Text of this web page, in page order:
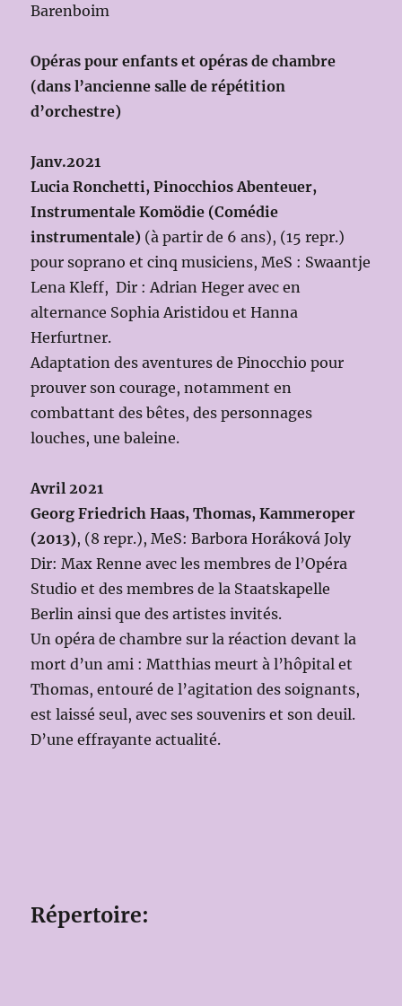
Barenboim
Opéras pour enfants et opéras de chambre
(dans l’ancienne salle de répétition
d’orchestre)
Janv.2021
Lucia Ronchetti, Pinocchios Abenteuer,
Instrumentale Komödie (Comédie
instrumentale) (à partir de 6 ans), (15 repr.)
pour soprano et cinq musiciens, MeS : Swaantje
Lena Kleff, Dir : Adrian Heger avec en
alternance Sophia Aristidou et Hanna
Herfurtner.
Adaptation des aventures de Pinocchio pour
prouver son courage, notamment en
combattant des bêtes, des personnages
louches, une baleine.
Avril 2021
Georg Friedrich Haas, Thomas, Kammeroper
(2013), (8 repr.), MeS: Barbora Horáková Joly
Dir: Max Renne avec les membres de l’Opéra
Studio et des membres de la Staatskapelle
Berlin ainsi que des artistes invités.
Un opéra de chambre sur la réaction devant la
mort d’un ami : Matthias meurt à l’hôpital et
Thomas, entouré de l’agitation des soignants,
est laissé seul, avec ses souvenirs et son deuil.
D’une effrayante actualité.
Répertoire: